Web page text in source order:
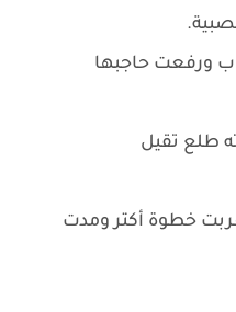
ورفعت حاجبها
طلع تقيل
خطوة أكتر ومدت